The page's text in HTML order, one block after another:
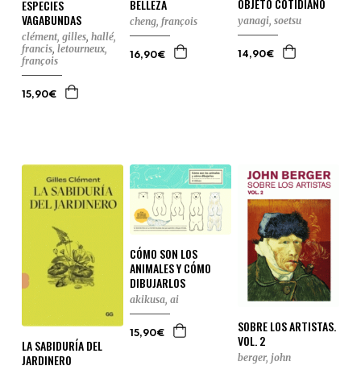
ESPECIES
VAGABUNDAS
clément, gilles, hallé,
francis, letourneux,
françois
15,90€
BELLEZA
cheng, françois
16,90€
OBJETO COTIDIANO
yanagi, soetsu
14,90€
LA SABIDURÍA DEL
JARDINERO
CÓMO SON LOS
ANIMALES Y CÓMO
DIBUJARLOS
akikusa, ai
15,90€
SOBRE LOS ARTISTAS.
VOL. 2
berger, john